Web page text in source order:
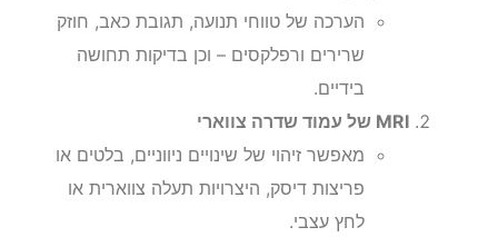
הערכה של טווחי תנועה, תגובת כאב, חוזק
שרירים ורפלקסים – וכן בדיקות תחושה
בידיים.
MRI של עמוד שדרה צווארי
מאפשר זיהוי של שינויים ניווניים, בלטים או
פריצות דיסק, היצרויות תעלה צווארית או
לחץ עצבי.